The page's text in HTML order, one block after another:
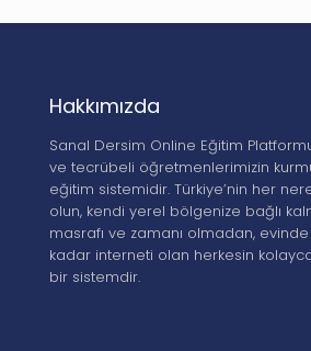
Hakkımızda
Sanal Dersim Online Eğitim
ve tecrübeli öğretmenlerimizin
eğitim sistemidir. Türkiye’nin her
olun, kendi yerel bölgenize bağlı
masrafı ve zamanı olmadan,
kadar interneti olan herkesin
bir sistemdir.